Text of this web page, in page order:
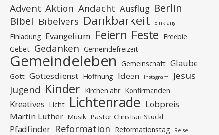
Advent Aktion Andacht Ausflug Berlin
Bibel Bibelvers Dankbarkeit Einklang
Einladung Evangelium Feiern Feste Freebie
Gebet Gedanken Gemeindefreizeit
Gemeindeleben Gemeinschaft Glaube
Gott Gottesdienst Hoffnung Ideen Instagram
Jesus
Jugend Kinder Kirchenjahr Konfirmanden
Kreatives Licht Lichtenrade Lobpreis
Martin Luther Musik Pastor Christian Stöckl
Pfadfinder Reformation Reformationstag
Reise